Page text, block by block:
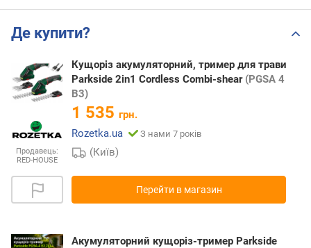
Де купити?
Продавець:
RED-HOUSE
Кущоріз акумуляторний, тример для трави
Parkside 2in1 Cordless Combi-shear (PGSA 4
B3)
1 535 грн.
Rozetka.ua
З нами 7 років
(Київ)
Перейти в магазин
Акумуляторний кущоріз-тример Parkside